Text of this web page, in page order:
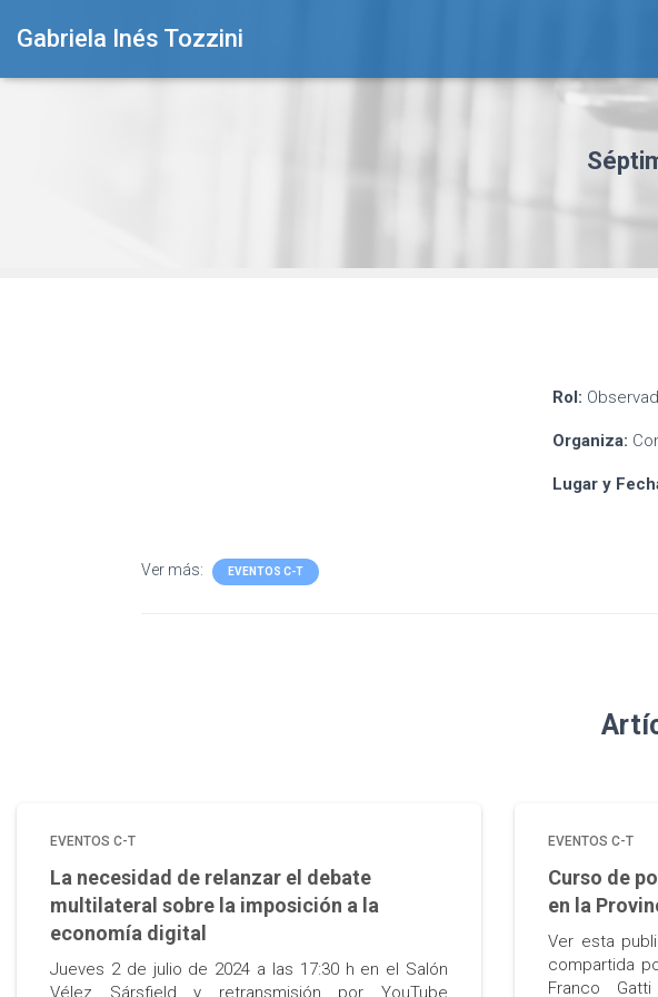
Gabriela Inés Tozzini
Rol:
Organiza:
Lugar y
Ver más: EVENTOS C-T
EVENTOS C-T
La necesidad de relanzar el debate
multilateral sobre la imposición a la
economía digital
Jueves 2 de julio de 2024 a las 17:30 h en el Salón
Vélez Sársfield y retransmisión por YouTube
EVENTOS C-T
Curso de
en la
Ver esta
compartida
Franco